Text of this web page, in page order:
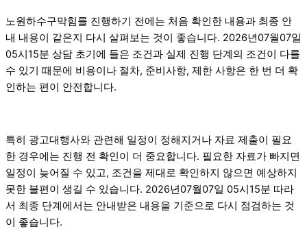
노원하수구막힘를 진행하기 전에는 처음 확인한 내용과 최종 안
내 내용이 같은지 다시 살펴보는 것이 좋습니다. 2026년07월07일
05시15분 상담 초기에 들은 조건과 실제 진행 단계의 조건이 다를
수 있기 때문에 비용이나 절차, 준비사항, 제한 사항은 한 번 더 확
인하는 편이 안전합니다.
특히 광고대행사와 관련해 일정이 정해지거나 자료 제출이 필요
한 경우에는 진행 전 확인이 더 중요합니다. 필요한 자료가 빠지면
일정이 늦어질 수 있고, 조건을 제대로 확인하지 않으면 예상하지
못한 불편이 생길 수 있습니다. 2026년07월07일 05시15분 따라
서 최종 단계에서는 안내받은 내용을 기준으로 다시 점검하는 것
이 좋습니다.